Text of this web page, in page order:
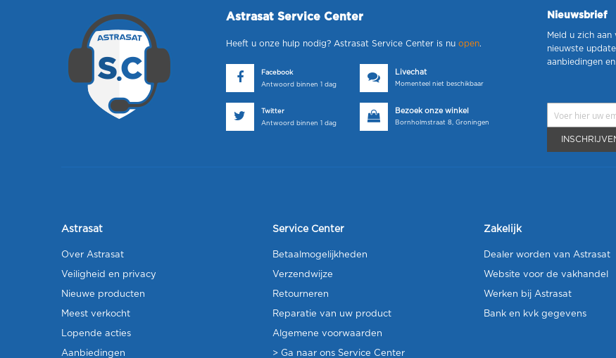
Astrasat Service Center
Heeft u onze hulp nodig? Astrasat Service Center is nu open.
Facebook
Antwoord binnen 1 dag
Livechat
Momenteel niet beschikbaar
Twitter
Antwoord binnen 1 dag
Bezoek onze winkel
Bornholmstraat 8, Groningen
Nieuwsbrief
Meld u zich
nieuwste
aanbiedingen
Astrasat
Over Astrasat
Veiligheid en privacy
Nieuwe producten
Meest verkocht
Lopende acties
Aanbiedingen
Service Center
Betaalmogelijkheden
Verzendwijze
Retourneren
Reparatie van uw product
Algemene voorwaarden
> Ga naar ons Service Center
Zakelijk
Dealer worden van Astrasat
Website voor de vakhandel
Werken bij Astrasat
Bank en kvk gegevens